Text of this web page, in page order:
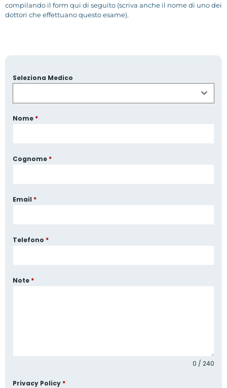
compilando il form qui di seguito (scriva anche il nome di uno dei
dottori che effettuano questo esame).
Seleziona Medico
Nome *
Cognome *
Email *
Telefono *
Note *
0 / 240
Privacy Policy *